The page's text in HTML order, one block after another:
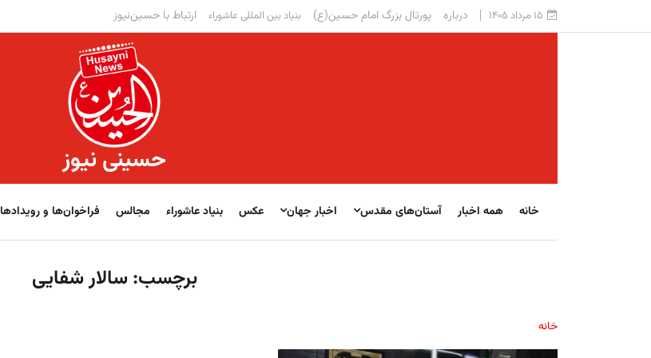
۱۵ مرداد ۱۴۰۵ درباره پورتال بزرگ امام حسین(ع) بنیاد بین المللی عاشوراء ارتباط با حسین‌نیوز
حسینی نیوز
خانه همه اخبار آستان‌های مقدس اخبار جهان عکس بنیاد عاشوراء مجالس فراخوان‌‏‏‏ها و رویدادها
برچسب:سالار شفایی
خانه